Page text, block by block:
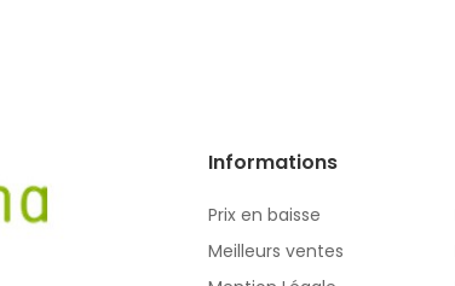
Informations
Prix en baisse
Meilleurs ventes